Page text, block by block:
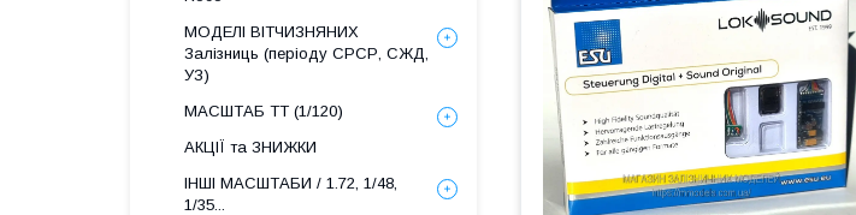
МОДЕЛІ ВІТЧИЗНЯНИХ
Залізниць (періоду СРСР, СЖД,
УЗ)
МАСШТАБ ТТ (1/120)
АКЦІЇ та ЗНИЖКИ
ІНШІ МАСШТАБИ / 1.72, 1/48,
1/35...